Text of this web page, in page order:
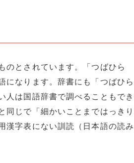
のとされています。「つばひら
になります。辞書にも「つばひら
人は国語辞書で調べることもでき
同じで「細かいことまではっきり
漢字表にない訓読（日本語の読み